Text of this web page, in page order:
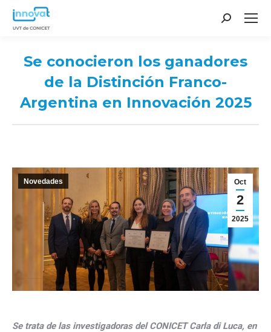
Search:
Se conocieron los ganadores
de la Distinción Franco-
Argentina en Innovación 2025
Oct
2
2025
Novedades
Se trata de las investigadoras del CONICET Carla di Luca, en